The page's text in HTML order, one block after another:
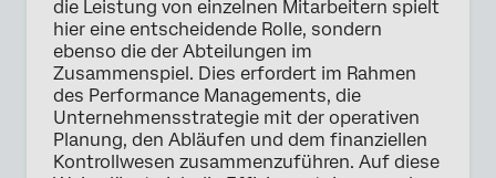
die Leistung von einzelnen Mitarbeitern spielt
hier eine entscheidende Rolle, sondern
ebenso die der Abteilungen im
Zusammenspiel. Dies erfordert im Rahmen
des Performance Managements, die
Unternehmensstrategie mit der operativen
Planung, den Abläufen und dem finanziellen
Kontrollwesen zusammenzuführen. Auf diese